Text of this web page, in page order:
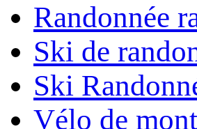
Randonnée
Ski de
Ski
Vélo de